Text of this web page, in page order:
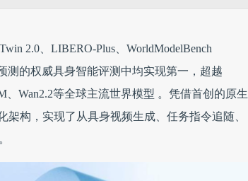
2.0、LIBERO-Plus、WorldModelBench
测的权威具身智能评测中均实现第一，超越
、Wan2.2等全球主流世界模型 。凭借首创的原生
构，实现了从具身视频生成、任务指令追随、